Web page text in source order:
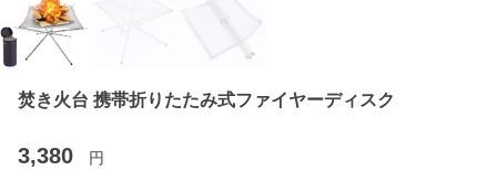
焚き火台 携帯折りたたみ式ファイヤーディスク
3,380 円